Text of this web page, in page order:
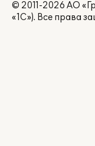
© 2011-2026 АО
«1С»). Все права